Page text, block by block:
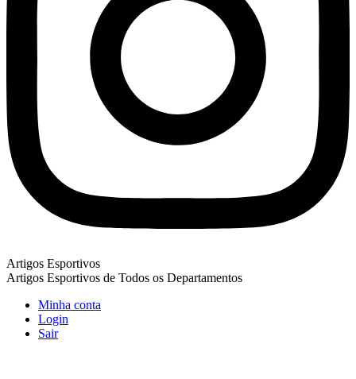
Artigos Esportivos
Artigos Esportivos de Todos os Departamentos
Minha conta
Login
Sair